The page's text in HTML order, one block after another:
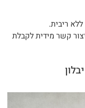
קשר מידית לקבלת